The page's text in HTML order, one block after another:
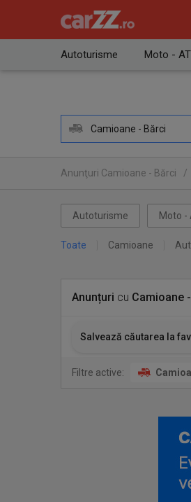
Autoturisme Moto -
Camioane - Bărci
Anunţuri Camioane - Bărci /
Autoturisme Moto -
Toate Camioane
Anunțuri cu Camioane
Salvează căutarea la
Filtre active: